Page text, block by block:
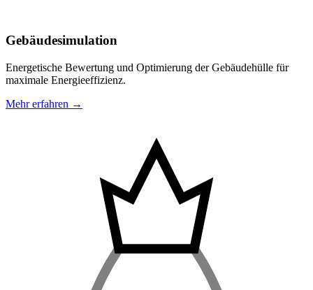
Gebäudesimulation
Energetische Bewertung und Optimierung der Gebäudehülle für
maximale Energieeffizienz.
Mehr erfahren →